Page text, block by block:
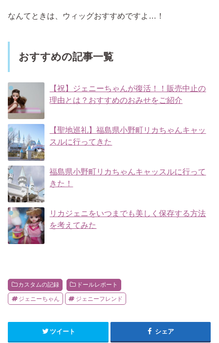
なんてときは、ウィッグおすすめですよ…！
おすすめの記事一覧
【祝】ジェニーちゃんが復活！！販売中止の
理由とは？おすすめのおみせをご紹介
【聖地巡礼】福島県小野町リカちゃんキャッ
スルに行ってきた
福島県小野町リカちゃんキャッスルに行って
きた！
リカジェニをいつまでも美しく保存する方法
を考えてみた
カスタムの記録 ドールレポート
ジェニーちゃん ジェニーフレンド
ツイート シェア